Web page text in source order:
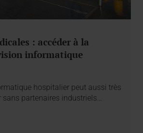
: accéder à la
informatique
hospitalier peut aussi très
sans partenaires industriels…